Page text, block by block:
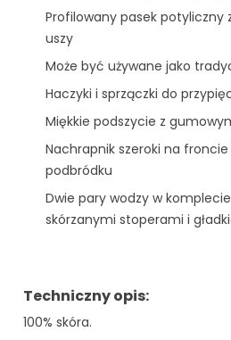
Profilowany pasek potyliczny
uszy
Może być używane jako
Haczyki i sprzączki do
Miękkie podszycie z
Nachrapnik szeroki na froncie
podbródku
Dwie pary wodzy w
skórzanymi stoperami i
Techniczny opis:
100% skóra.